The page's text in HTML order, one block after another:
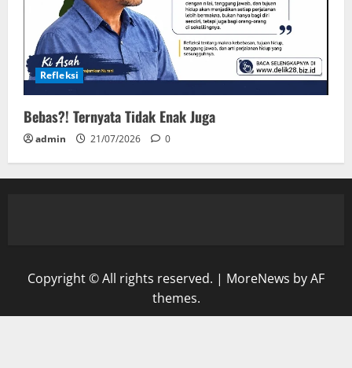
Refleksi
Bebas?! Ternyata Tidak Enak Juga
admin 21/07/2026 0
Copyright © All rights reserved. | MoreNews by AF
themes.